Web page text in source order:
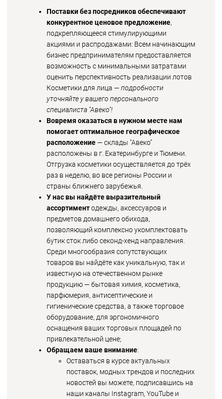
Поставки без посредников обеспечивают
конкурентное ценовое предложение,
подкрепляющееся стимулирующими
акциями и распродажами: Всем начинающим
бизнес предпринимателям предоставляется
возможность с минимальными затратами
оценить перспективность реализации лотов
Косметики для лица — подробности
уточняйте у вашего персонального
специалиста "Авеко"!
Вовремя оказаться в нужном месте нам
помогает оптимальное географическое
расположение— склады "Авеко"
расположены в г. Екатеринбурге и Тюмени.
Отгрузка косметики осуществляется до трёх
раз в неделю, во все регионы России и
страны ближнего зарубежья.
У нас вы найдёте выразительный
ассортиментодежды, аксессуаров и
предметов домашнего обихода,
позволяющий комплексно укомплектовать
бутик сток либо секонд-хенд направления.
Среди многообразия сопутствующих
товаров вы найдёте как уникальную, так и
известную на отечественном рынке
продукцию — бытовая химия, косметика,
парфюмерия, антисептические и
гигиенические средства, а также торговое
оборудование, для эргономичного
оснащения ваших торговых площадей по
привлекательной цене;
Обращаем ваше внимание:
Оставаться в курсе актуальных
поставок, модных трендов и последних
новостей вы можете, подписавшись на
наши каналы Instagram, YouTube и